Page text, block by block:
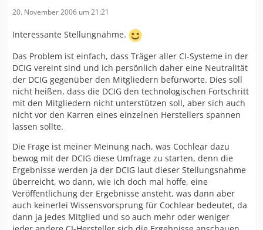
20. November 2006 um 21:21
Interessante Stellungnahme.
Das Problem ist einfach, dass Träger aller CI-Systeme in der
DCIG vereint sind und ich persönlich daher eine Neutralität
der DCIG gegenüber den Mitgliedern befürworte. Dies soll
nicht heißen, dass die DCIG den technologischen Fortschritt
mit den Mitgliedern nicht unterstützen soll, aber sich auch
nicht vor den Karren eines einzelnen Herstellers spannen
lassen sollte.
Die Frage ist meiner Meinung nach, was Cochlear dazu
bewog mit der DCIG diese Umfrage zu starten, denn die
Ergebnisse werden ja der DCIG laut dieser Stellungsnahme
überreicht, wo dann, wie ich doch mal hoffe, eine
Veröffentlichung der Ergebnisse ansteht, was dann aber
auch keinerlei Wissensvorsprung für Cochlear bedeutet, da
dann ja jedes Mitglied und so auch mehr oder weniger